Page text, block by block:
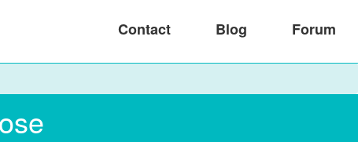
Contact Blog Forum